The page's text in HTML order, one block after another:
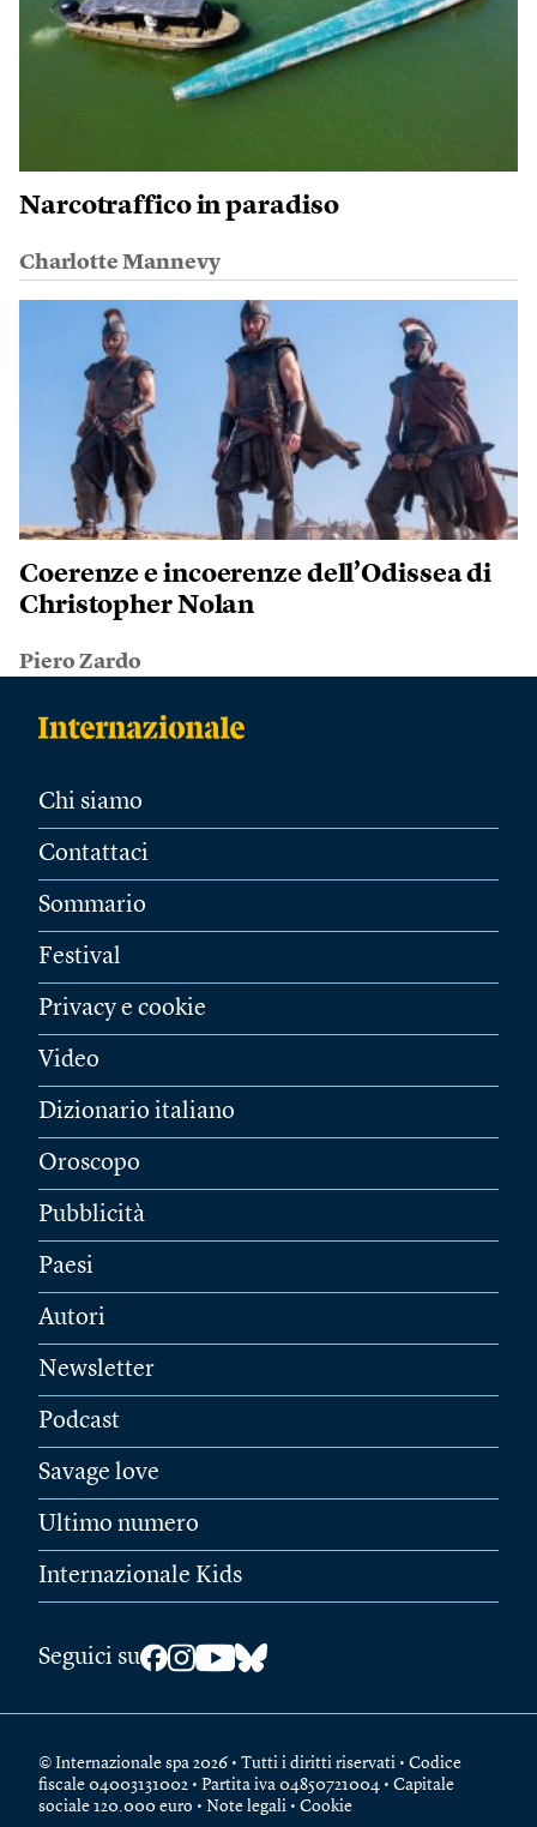
Narcotraffico in paradiso
Charlotte Mannevy
Coerenze e incoerenze dell’Odissea di
Christopher Nolan
Piero Zardo
Chi siamo
Contattaci
Sommario
Festival
Privacy e cookie
Video
Dizionario italiano
Oroscopo
Pubblicità
Paesi
Autori
Newsletter
Podcast
Savage love
Ultimo numero
Internazionale Kids
Seguici su
© Internazionale spa 2026 • Tutti i diritti riservati • Codice
fiscale 04003131002 • Partita iva 04850721004 • Capitale
sociale 120.000 euro • Note legali • Cookie